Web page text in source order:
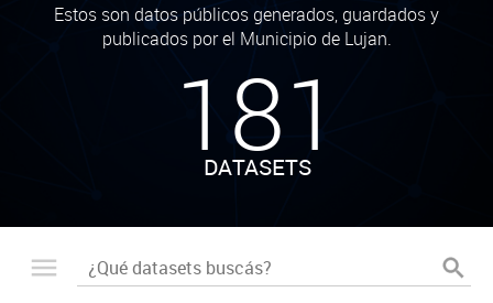
Estos son datos públicos generados, guardados y
publicados por el Municipio de Lujan.
181
DATASETS